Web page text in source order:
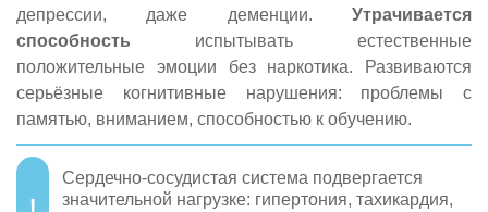
депрессии, даже деменции. Утрачивается
способность испытывать естественные
положительные эмоции без наркотика. Развиваются
серьёзные когнитивные нарушения: проблемы с
памятью, вниманием, способностью к обучению.
Сердечно-сосудистая система подвергается
значительной нагрузке: гипертония, тахикардия,